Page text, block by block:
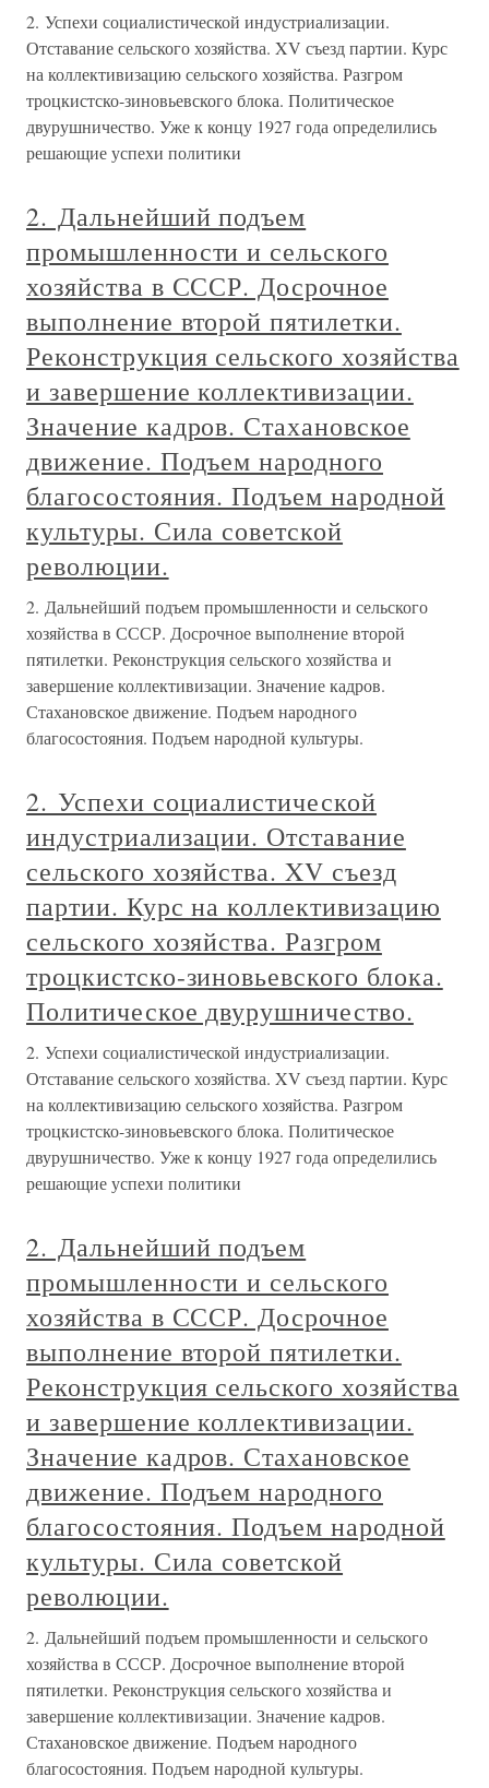
2. Успехи социалистической индустриализации.
Отставание сельского хозяйства. XV съезд партии. Курс
на коллективизацию сельского хозяйства. Разгром
троцкистско-зиновьевского блока. Политическое
двурушничество. Уже к концу 1927 года определились
решающие успехи политики
2. Дальнейший подъем
промышленности и сельского
хозяйства в СССР. Досрочное
выполнение второй пятилетки.
Реконструкция сельского хозяйства
и завершение коллективизации.
Значение кадров. Стахановское
движение. Подъем народного
благосостояния. Подъем народной
культуры. Сила советской
революции.
2. Дальнейший подъем промышленности и сельского
хозяйства в СССР. Досрочное выполнение второй
пятилетки. Реконструкция сельского хозяйства и
завершение коллективизации. Значение кадров.
Стахановское движение. Подъем народного
благосостояния. Подъем народной культуры.
2. Успехи социалистической
индустриализации. Отставание
сельского хозяйства. XV съезд
партии. Курс на коллективизацию
сельского хозяйства. Разгром
троцкистско-зиновьевского блока.
Политическое двурушничество.
2. Успехи социалистической индустриализации.
Отставание сельского хозяйства. XV съезд партии. Курс
на коллективизацию сельского хозяйства. Разгром
троцкистско-зиновьевского блока. Политическое
двурушничество. Уже к концу 1927 года определились
решающие успехи политики
2. Дальнейший подъем
промышленности и сельского
хозяйства в СССР. Досрочное
выполнение второй пятилетки.
Реконструкция сельского хозяйства
и завершение коллективизации.
Значение кадров. Стахановское
движение. Подъем народного
благосостояния. Подъем народной
культуры. Сила советской
революции.
2. Дальнейший подъем промышленности и сельского
хозяйства в СССР. Досрочное выполнение второй
пятилетки. Реконструкция сельского хозяйства и
завершение коллективизации. Значение кадров.
Стахановское движение. Подъем народного
благосостояния. Подъем народной культуры.